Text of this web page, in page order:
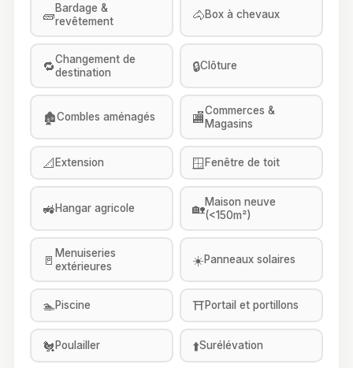
🧱Bardage &
revêtement
🐴Box à chevaux
🔁Changement de
destination
🔒Clôture
🏚️Combles aménagés 🏬Commerces &
Magasins
📐 Extension 🪟 Fenêtre de toit
🚜Hangar agricole 🏡Maison neuve
(<150m²)
🚪 Menuiseries
extérieures
☀️Panneaux solaires
🏊Piscine ⛩️Portail et portillons
🐔 Poulailler ⬆️Surélévation